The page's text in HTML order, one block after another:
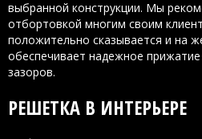
выбранной конструкции. Мы
отбортовкой многим своим
положительно сказывается и на
обеспечивает надежное
зазоров.
РЕШЕТКА В ИНТЕРЬЕРЕ